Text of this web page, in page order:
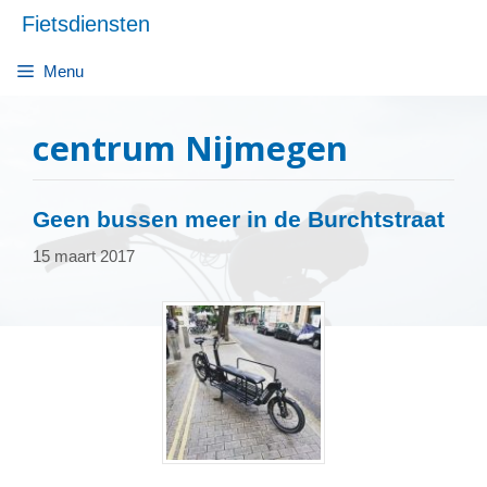
naar
inhoud
Fietsdiensten
Menu
centrum Nijmegen
Geen bussen meer in de Burchtstraat
15 maart 2017